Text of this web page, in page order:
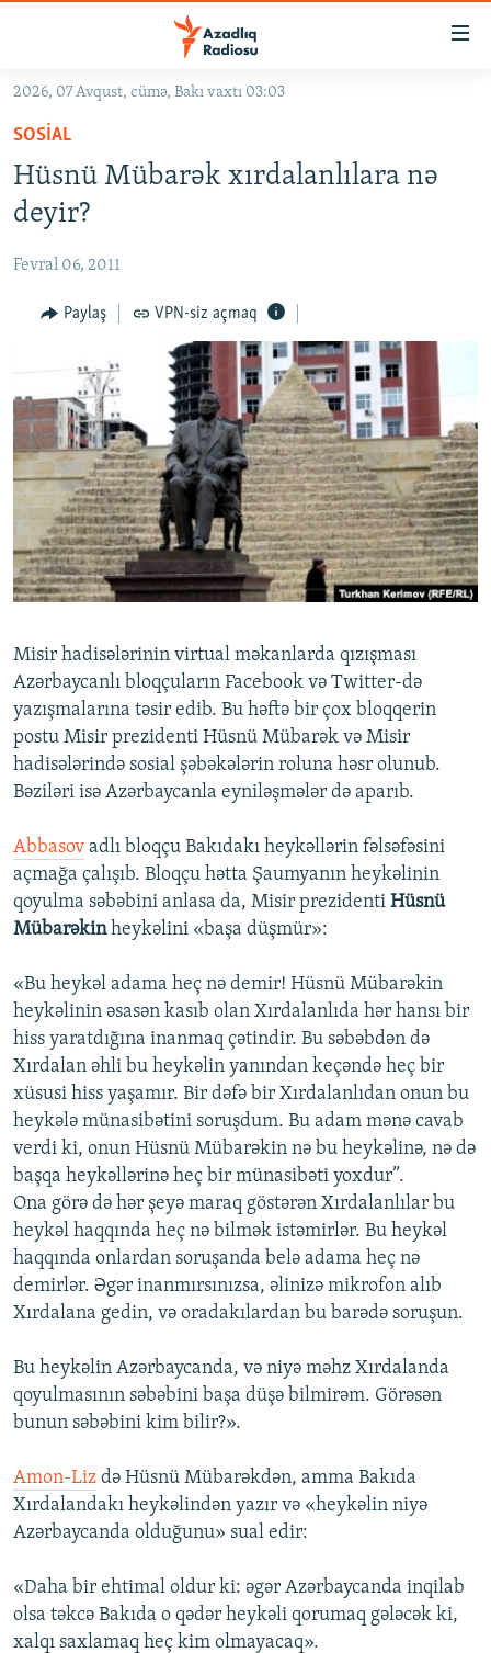
Əsas
qayıt
Əsas
naviqasiyaya
qayıt
Axtarışa
GÜNDƏM
KORRUPSIOMETR
#ƏSLINDƏ
FƏRQƏ BAX
QANUNI DOĞRU
MULTIMEDIA
VIDEO
FOTOQALEREYA
İNFOQRAFIKA
KARIKATURA
RADIO ARXIV
OXU ZALI
AZƏRBAYCAN ƏDƏBIYYATI KITABXANASI
İSLAM VƏ DEMOKRATIYA
İZ - MƏDƏNIYYƏT PROQRAMI
HAQQIMIZDA
MISSIYAMIZ
PEŞƏ ETIKASI VƏ JURNALISTIKA STANDARTLARIMIZ
MATERIALLARIMIZDAN ISTIFADƏ
BIZIMLƏ ƏLAQƏ
XƏBƏR BÜLLETENLƏRIMIZ
BIZI IZLƏ
2026, 07 Avqust, cümə, Bakı vaxtı 03:03
SOSIAL
Hüsnü Mübarək xırdalanlılara nə
deyir?
Fevral 06, 2011
Paylaş VPN-siz açmaq
Misir hadisələrinin virtual məkanlarda qızışması
Azərbaycanlı bloqçuların Facebook və Twitter-də
yazışmalarına təsir edib. Bu həftə bir çox bloqqerin
postu Misir prezidenti Hüsnü Mübarək və Misir
hadisələrində sosial şəbəkələrin roluna həsr olunub.
Bəziləri isə Azərbaycanla eyniləşmələr də aparıb.
Abbasov adlı bloqçu Bakıdakı heykəllərin fəlsəfəsini
açmağa çalışıb. Bloqçu hətta Şaumyanın heykəlinin
qoyulma səbəbini anlasa da, Misir prezidenti Hüsnü
Mübarəkinheykəlini «başa düşmür»:
«Bu heykəl adama heç nə demir! Hüsnü Mübarəkin
heykəlinin əsasən kasıb olan Xırdalanlıda hər hansı bir
hiss yaratdığına inanmaq çətindir. Bu səbəbdən də
Xırdalan əhli bu heykəlin yanından keçəndə heç bir
xüsusi hiss yaşamır. Bir dəfə bir Xırdalanlıdan onun bu
heykələ münasibətini soruşdum. Bu adam mənə cavab
verdi ki, onun Hüsnü Mübarəkin nə bu heykəlinə, nə də
başqa heykəllərinə heç bir münasibəti yoxdur”.
Ona görə də hər şeyə maraq göstərən Xırdalanlılar bu
heykəl haqqında heç nə bilmək istəmirlər. Bu heykəl
haqqında onlardan soruşanda belə adama heç nə
demirlər. Əgər inanmırsınızsa, əlinizə mikrofon alıb
Xırdalana gedin, və oradakılardan bu barədə soruşun.
Bu heykəlin Azərbaycanda, və niyə məhz Xırdalanda
qoyulmasının səbəbini başa düşə bilmirəm. Görəsən
bunun səbəbini kim bilir?».
Amon-Liz də Hüsnü Mübarəkdən, amma Bakıda
Xırdalandakı heykəlindən yazır və «heykəlin niyə
Azərbaycanda olduğunu» sual edir:
«Daha bir ehtimal oldur ki: əgər Azərbaycanda inqilab
olsa təkcə Bakıda o qədər heykəli qorumaq gələcək ki,
xalqı saxlamaq heç kim olmayacaq».